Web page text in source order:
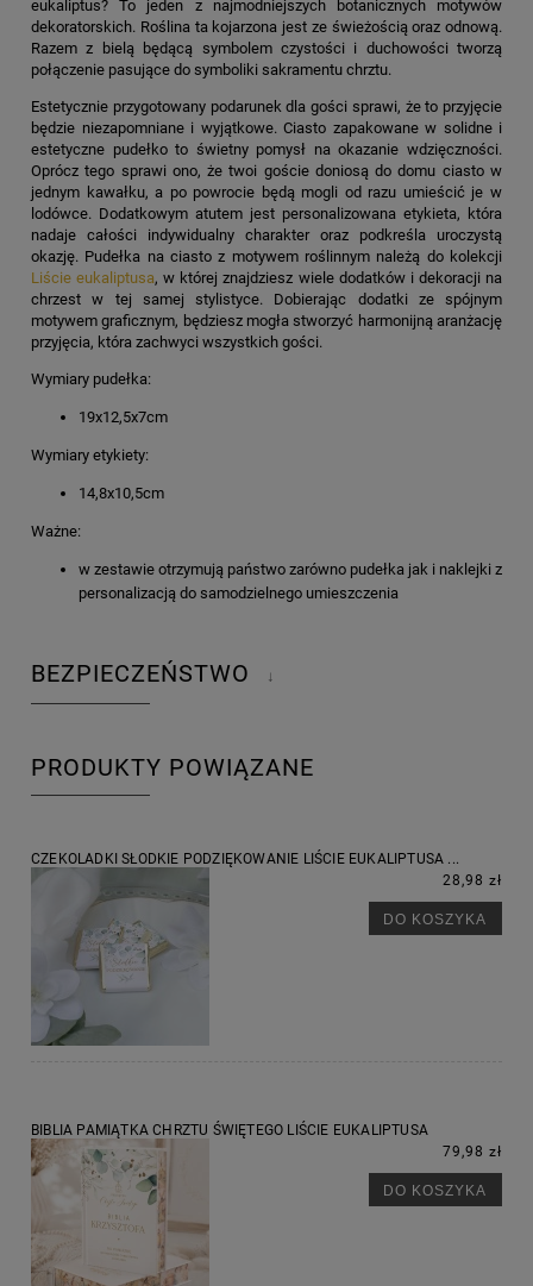
eukaliptus? To jeden z najmodniejszych botanicznych motywów
dekoratorskich. Roślina ta kojarzona jest ze świeżością oraz odnową.
Razem z bielą będącą symbolem czystości i duchowości tworzą
połączenie pasujące do symboliki sakramentu chrztu.
Estetycznie przygotowany podarunek dla gości sprawi, że to przyjęcie
będzie niezapomniane i wyjątkowe. Ciasto zapakowane w solidne i
estetyczne pudełko to świetny pomysł na okazanie wdzięczności.
Oprócz tego sprawi ono, że twoi goście doniosą do domu ciasto w
jednym kawałku, a po powrocie będą mogli od razu umieścić je w
lodówce. Dodatkowym atutem jest personalizowana etykieta, która
nadaje całości indywidualny charakter oraz podkreśla uroczystą
okazję. Pudełka na ciasto z motywem roślinnym należą do kolekcji
Liście eukaliptusa, w której znajdziesz wiele dodatków i dekoracji na
chrzest w tej samej stylistyce. Dobierając dodatki ze spójnym
motywem graficznym, będziesz mogła stworzyć harmonijną aranżację
przyjęcia, która zachwyci wszystkich gości.
Wymiary pudełka:
19x12,5x7cm
Wymiary etykiety:
14,8x10,5cm
Ważne:
w zestawie otrzymują państwo zarówno pudełka jak i naklejki z
personalizacją do samodzielnego umieszczenia
BEZPIECZEŃSTWO ↓
PRODUKTY POWIĄZANE
CZEKOLADKI SŁODKIE PODZIĘKOWANIE LIŚCIE EUKALIPTUSA ...
28,98 zł
DO KOSZYKA
BIBLIA PAMIĄTKA CHRZTU ŚWIĘTEGO LIŚCIE EUKALIPTUSA
79,98 zł
DO KOSZYKA